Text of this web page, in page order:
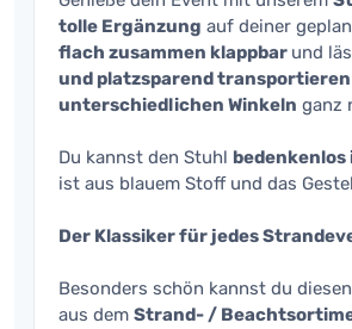
tolle Ergänzung auf deiner
flach zusammen klappbar und
und platzsparend transportieren
unterschiedlichen Winkeln ganz
Du kannst den Stuhl
ist aus blauem Stoff und das
Der Klassiker für jedes
Besonders schön kannst du diesen
aus dem Strand- /